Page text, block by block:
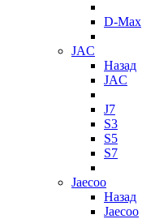
D-Max
JAC
Назад
JAC
J7
S3
S5
S7
Jaecoo
Назад
Jaecoo